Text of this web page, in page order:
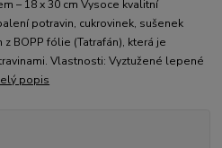
– 18 x 30 cm Vysoce kvalitní
potravin, cukrovinek, sušenek
BOPP fólie (Tatrafán), která je
Vlastnosti: Vyztužené lepené
popis